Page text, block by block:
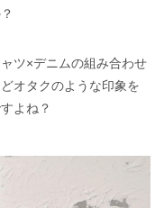
ツ×デニムの組み合わせ
オタクのような印象を
よね？